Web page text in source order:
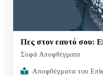
Πες στον εαυτό σου:
Σοφά Αποφθέγματα
Αποφθέγματα του